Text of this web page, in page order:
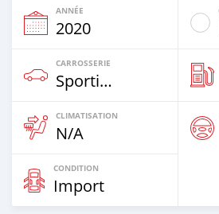
ANNÉE
2020
CARROSSERIE
Sportive‒Coupé
CLIMATISATION
N/A
CONDITION
Import